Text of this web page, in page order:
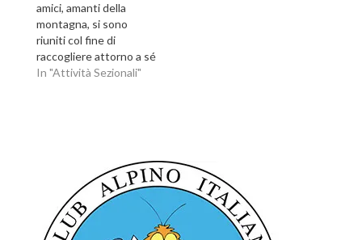
amici, amanti della
montagna, si sono
riuniti col fine di
raccogliere attorno a sé
tutti gli appassionati
su tutto l'arco alpino.
Da allora l'attività della
Sezione è…
In "Attività Sezionali"